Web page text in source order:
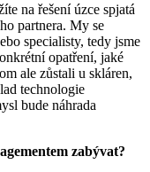
na řešení úzce spjatá
partnera. My se
specialisty, tedy jsme
opatření, jaké
ale zůstali u skláren,
technologie
bude náhrada
zabývat?